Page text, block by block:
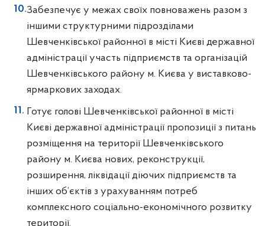
Забезпечує у межах своїх повноважень разом з
іншими структурними підрозділами
Шевченківської районної в місті Києві державної
адміністрації участь підприємств та організацій
Шевченківського району м. Києва у виставково-
ярмаркових заходах.
Готує голові Шевченківської районної в місті
Києві державної адміністрації пропозиції з питань
розміщення на території Шевченківського
району м. Києва нових, реконструкції,
розширення, ліквідації діючих підприємств та
інших об’єктів з урахуванням потреб
комплексного соціально-економічного розвитку
території.